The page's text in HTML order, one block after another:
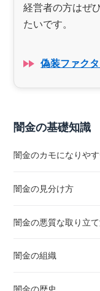
経営者の方はぜ
たいです。
偽装ファク
闇金の基礎知識
闇金のカモになりや
闇金の見分け方
闇金の悪質な取り立
闇金の組織